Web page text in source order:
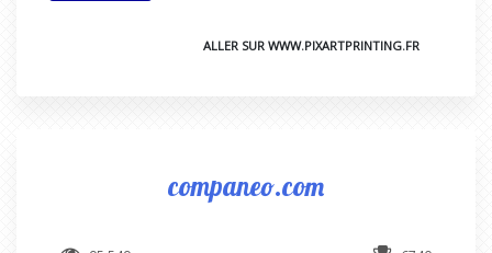
ALLER SUR WWW.PIXARTPRINTING.FR
companeo.com